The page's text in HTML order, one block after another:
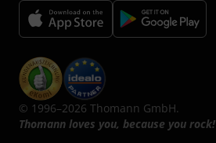
© 1996–2026 Thomann GmbH.
Thomann loves you, because you rock!